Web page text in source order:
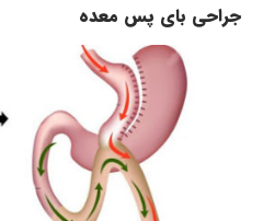
جراحی بای پس معده